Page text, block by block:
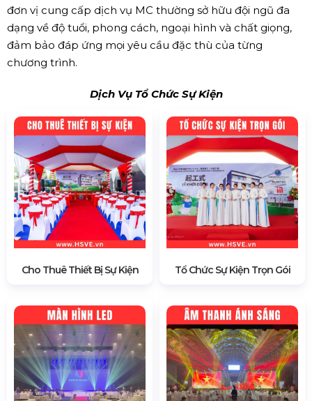
đơn vị cung cấp dịch vụ MC thường sở hữu đội ngũ đa
dạng về độ tuổi, phong cách, ngoại hình và chất giọng,
đảm bảo đáp ứng mọi yêu cầu đặc thù của từng
chương trình.
Dịch Vụ Tổ Chức Sự Kiện
Cho Thuê Thiết Bị Sự Kiện Tổ Chức Sự Kiện Trọn Gói